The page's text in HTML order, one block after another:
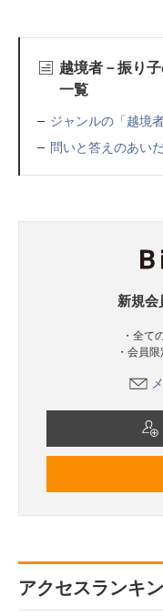
越境者－振り
一覧
ジャンルの「越境
問いと答えのあい
新規会
・全て
・会員
アクセスランキ